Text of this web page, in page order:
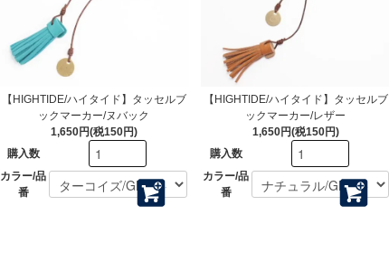
【HIGHTIDE/ハイタイド】タッセルブ
ックマーカー/ヌバック
1,650円(税150円)
購入数
カラー/品
番
【HIGHTIDE/ハイタイド】タッセルブ
ックマーカー/レザー
1,650円(税150円)
購入数
カラー/品
番